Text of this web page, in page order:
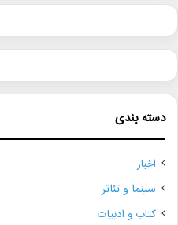
دسته بندی
اخبار
سینما و تئاتر
کتاب و ادبیات